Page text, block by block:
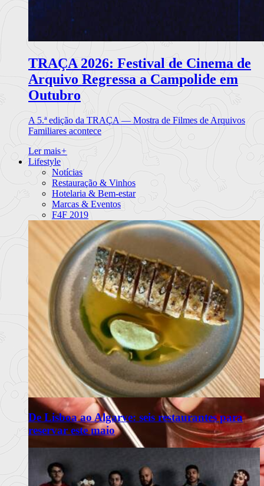
TRAÇA 2026: Festival de Cinema de
Arquivo Regressa a Campolide em
Outubro
A 5.ª edição da TRAÇA — Mostra de Filmes de Arquivos
Familiares acontece
Ler mais+
Lifestyle
Notícias
Restauração & Vinhos
Hotelaria & Bem-estar
Marcas & Eventos
F4F 2019
De Lisboa ao Algarve: seis restaurantes para
reservar este maio